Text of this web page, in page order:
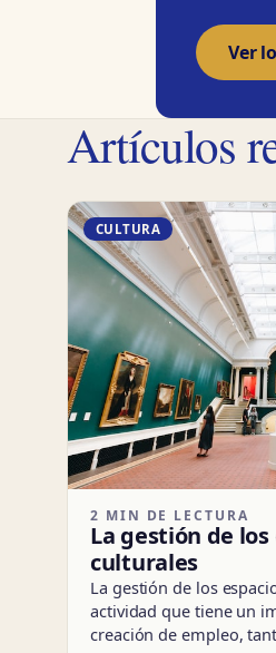
Ver
Artículos
CULTURA
2 MIN DE LECTURA
La gestión de los
culturales
La gestión de los
actividad que tiene un
creación de empleo,